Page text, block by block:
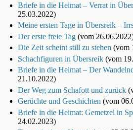
Briefe in die Heimat – Verrat in
25.03.2022)
Meine ersten Tage in Übersreik –
Der erste freie Tag(vom
Die Zeit scheint still zu stehen (vom
Schachfiguren in Übersreik(vom
Briefe in die Heimat – Der
21.10.2022)
Der Weg zum Schafott und zurück
Gerüchte und Geschichten (vom
Briefe in die Heimat: Gemetzel in
24.02.2023)